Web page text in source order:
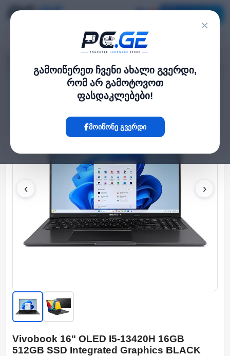
×
გამოიწერეთ ჩვენი ახალი გვერდი,
რომ არ გამოტოვოთ
ფასდაკლებები!
მოიწონე გვერდი
Vivobook 16" OLED I5-13420H 16GB 512GB SSD Integrated Graphics BLACK
‹ ›
Vivobook 16" OLED I5-13420H 16GB
512GB SSD Integrated Graphics BLACK